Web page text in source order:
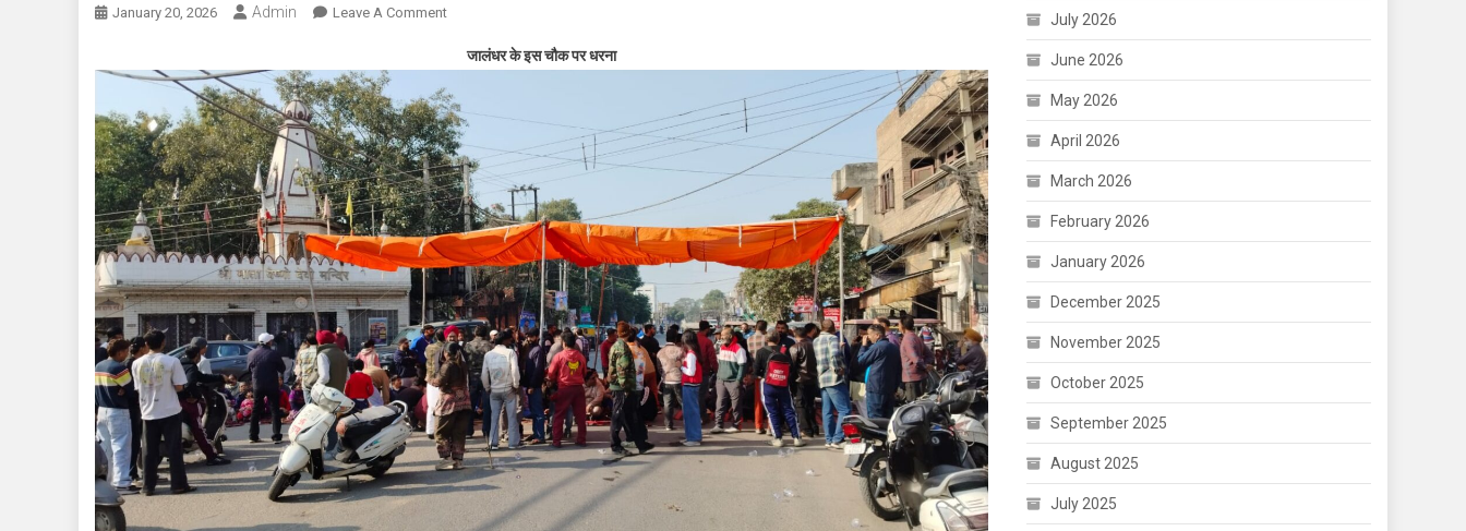
January 20, 2026 Admin Leave A Comment
जालंधर के इस चौक पर धरना
July 2026
June 2026
May 2026
April 2026
March 2026
February 2026
January 2026
December 2025
November 2025
October 2025
September 2025
August 2025
July 2025